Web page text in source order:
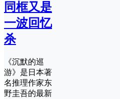
同框又是
一波回忆
杀
《沉默的巡
游》是日本著
名推理作家东
野圭吾的最新